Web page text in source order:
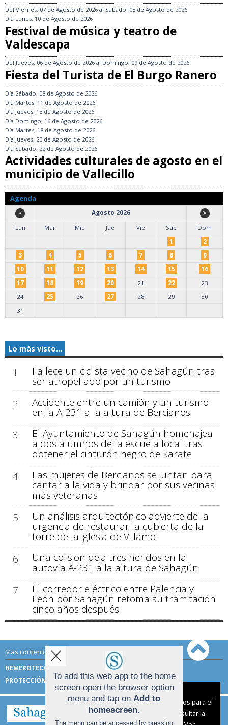
Del Viernes, 07 de Agosto de 2026 al Sábado, 08 de Agosto de 2026
Día Lunes, 10 de Agosto de 2026
Festival de música y teatro de
Valdescapa
Del Jueves, 06 de Agosto de 2026 al Domingo, 09 de Agosto de 2026
Fiesta del Turista de El Burgo Ranero
Día Sábado, 08 de Agosto de 2026
Día Martes, 11 de Agosto de 2026
Día Jueves, 13 de Agosto de 2026
Día Domingo, 16 de Agosto de 2026
Día Martes, 18 de Agosto de 2026
Día Jueves, 20 de Agosto de 2026
Día Sábado, 22 de Agosto de 2026
Actividades culturales de agosto en el
municipio de Vallecillo
Agenda
Agosto 2026
Lun
Mar Mie Jue Vie Sab
Dom
1
2
3
4 5 6 7 8
9
10
11 12 13 14 15
16
17
18 19 20 21 22
23
24
25 26 27 28 29
30
31
Lo más visto...
1 Fallece un ciclista vecino de Sahagún tras
ser atropellado por un turismo
2
Accidente entre un camión y un turismo
en la A-231 a la altura de Bercianos
3
El Ayuntamiento de Sahagún homenajea
a dos alumnos de la escuela local tras
obtener el cinturón negro de karate
4
Las mujeres de Bercianos se juntan para
cantar a la vida y brindar por sus vecinas
más veteranas
5
Un análisis arquitectónico advierte de la
urgencia de restaurar la cubierta de la
torre de la iglesia de Villamol
6
Una colisión deja tres heridos en la
autovía A-231 a la altura de Sahagún
7
El corredor eléctrico entre Palencia y
León por Sahagún retoma su tramitación
cinco años después
Mas contenido de Sahagún Digital:
HEMEROTECA
TÉRMINOS DE USO
PROTECCIÓN DE DATOSTo add this web app to the home
screen open the browser option
menu and tap on Add to
homescreen.
The menu can be accessed by pressing
Aviso sobre el Uso de cookies:
Utilizamos cookies nuestras y de terceros para el
funcionamiento del digital. Puedes consultar la